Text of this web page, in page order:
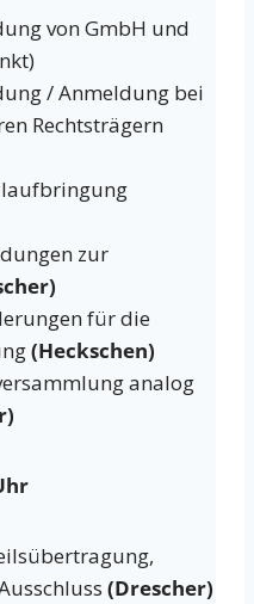
von GmbH und
/ Anmeldung bei
Rechtsträgern
zur
für die
(Heckschen)
analog
(Drescher)